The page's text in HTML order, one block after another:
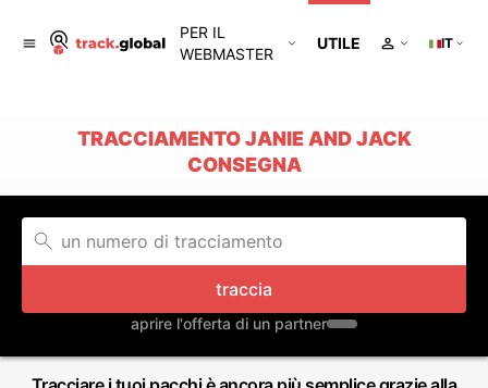
PER IL
WEBMASTER
UTILE IT
TRACCIAMENTO JANIE AND JACK
CONSEGNA
traccia
aprire l'offerta di un partner